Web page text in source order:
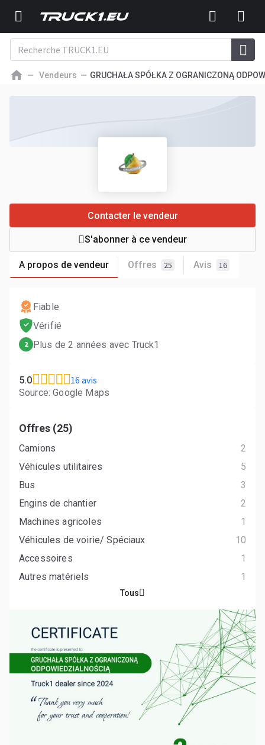
Vendeurs GRUCHAŁA SPÓŁKA Z OGRANICZONĄ
A propos de vendeur Offres 25 Avis 16
Contacter le vendeur
S'abonner à ce vendeur
Fiable
Vérifié
2 Plus de 2 années avec Truck1
5.0 16 avis
Source: Google Maps
Offres (25)
Camions
2
Véhicules utilitaires
5
Bus
3
Engins de chantier
2
Machines agricoles
1
Véhicules de voirie/ Spéciaux
10
Accessoires
1
Autres matériels
1
Tous